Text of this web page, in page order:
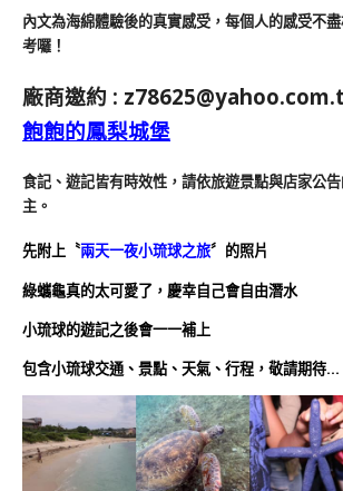
內文為海綿體驗後的真實感受，每個人的感受不
考囉！
廠商邀約 :
飽飽的鳳梨城堡
食記、遊記皆有時效性，請依旅遊景點與店家公
主。
先附上〝兩天一夜小琉球之旅〞的照片
綠蠵龜真的太可愛了，慶幸自己會自由潛水
小琉球的遊記之後會一一補上
包含小琉球交通、景點、天氣、行程， 敬請期待…